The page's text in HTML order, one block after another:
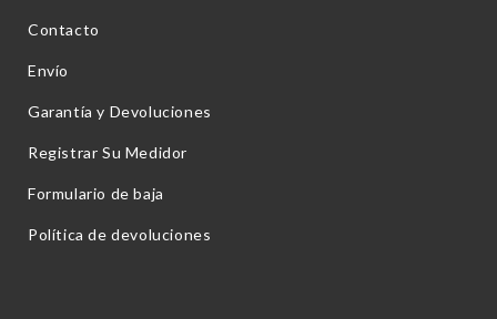
Contacto
Envío
Garantía y Devoluciones
Registrar Su Medidor
Formulario de baja
Política de devoluciones